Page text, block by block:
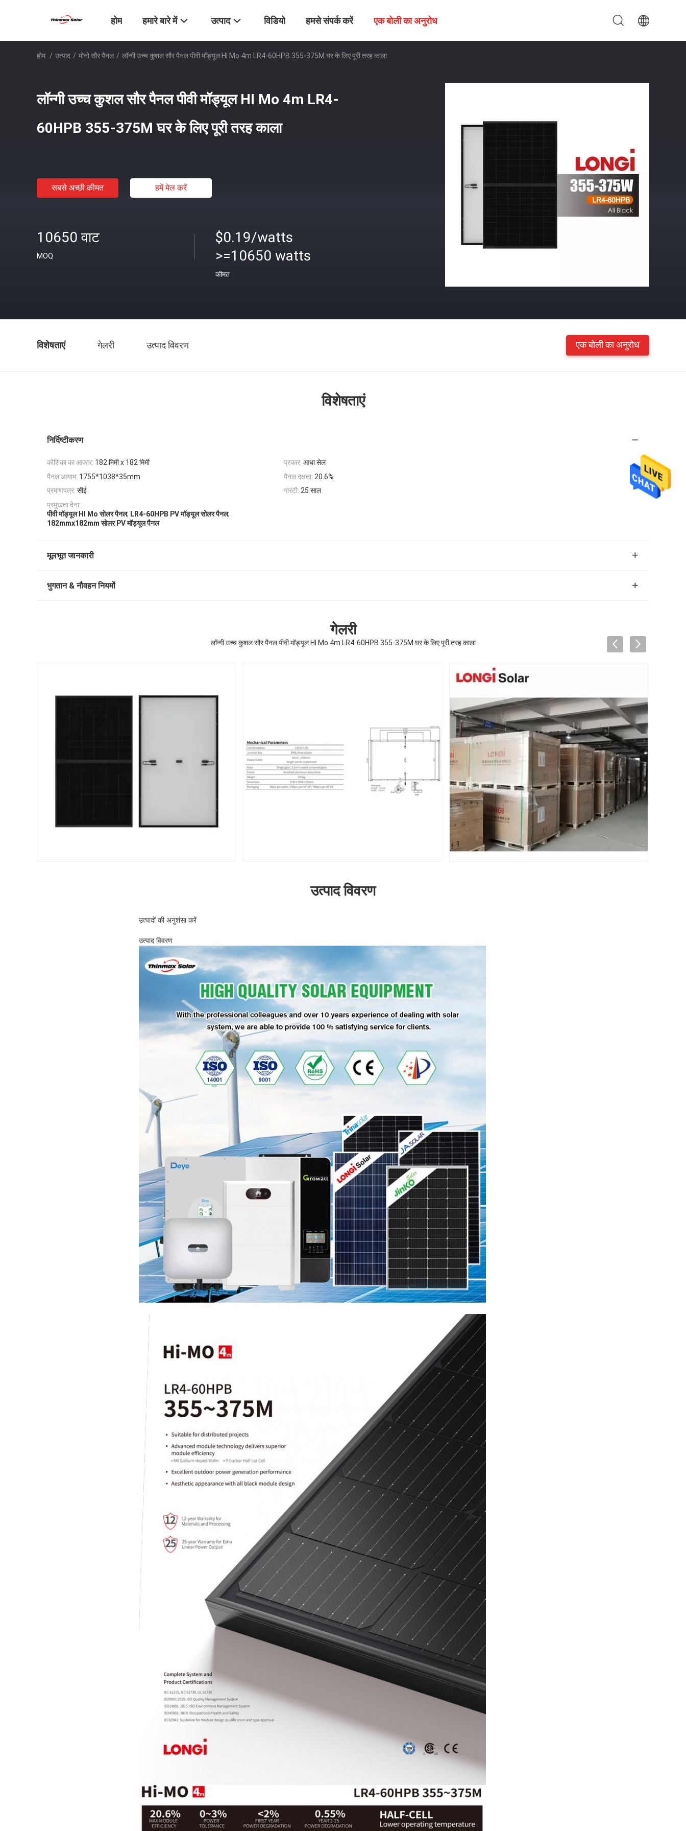
होम हमारे बारे में उत्पाद विडियो हमसे संपर्क करें एक बोली का अनुरोध
होम / उत्पाद / मोनो सौर पैनल / लॉन्गी उच्च कुशल सौर पैनल पीवी मॉड्यूल HI Mo 4m LR4-60HPB 355-375M घर के लिए पूरी तरह काला
लॉन्गी उच्च कुशल सौर पैनल पीवी मॉड्यूल HI Mo 4m LR4-
60HPB 355-375M घर के लिए पूरी तरह काला
सबसे अच्छी कीमत हमें मेल करें
10650 वाट
MOQ
$0.19/watts
>=10650 watts
कीमत
विशेषताएं गेलरी उत्पाद विवरण एक बोली का अनुरोध
विशेषताएं
निर्दिष्टीकरण
कोशिका का आकार: 182 मिमी x 182 मिमी प्रकार: आधा सेल
पैनल आयाम: 1755*1038*35mm पैनल दक्षता: 20.6%
प्रमाणपत्र: सीई गारंटी: 25 साल
प्रमुखता देना:
पीवी मॉड्यूल HI Mo सोलर पैनल, LR4-60HPB PV मॉड्यूल सोलर पैनल,
182mmx182mm सोलर PV मॉड्यूल पैनल
मूलभूत जानकारी
भुगतान & नौवहन नियमों
गेलरी
लॉन्गी उच्च कुशल सौर पैनल पीवी मॉड्यूल HI Mo 4m LR4-60HPB 355-375M घर के लिए पूरी तरह काला
उत्पाद विवरण
उत्पादों की अनुशंसा करें
उत्पाद विवरण